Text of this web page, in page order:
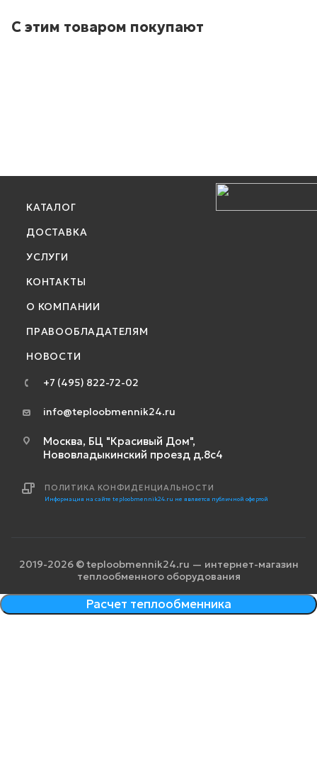
С этим товаром покупают
КАТАЛОГ
ДОСТАВКА
УСЛУГИ
КОНТАКТЫ
О КОМПАНИИ
ПРАВООБЛАДАТЕЛЯМ
НОВОСТИ
+7 (495) 822-72-02
info@teploobmennik24.ru
Москва, БЦ "Красивый Дом",
Нововладыкинский проезд д.8с4
ПОЛИТИКА КОНФИДЕНЦИАЛЬНОСТИ
Информация на сайте teploobmennik24.ru не является публичной офертой
2019-2026 © teploobmennik24.ru — интернет-магазин
теплообменного оборудования
Расчет теплообменника